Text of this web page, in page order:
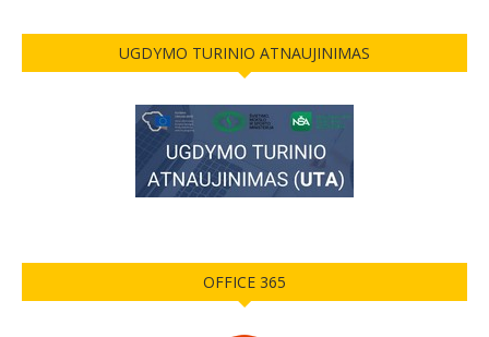
UGDYMO TURINIO ATNAUJINIMAS
OFFICE 365